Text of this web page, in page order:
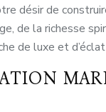
désir de
de la richesse
de luxe et